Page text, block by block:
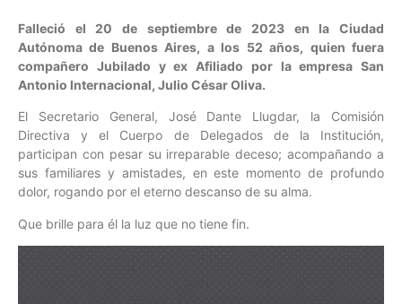
Falleció el 20 de septiembre de 2023 en la Ciudad
Autónoma de Buenos Aires, a los 52 años, quien fuera
compañero Jubilado y ex Afiliado por la empresa San
Antonio Internacional, Julio César Oliva.
El Secretario General, José Dante Llugdar, la Comisión
Directiva y el Cuerpo de Delegados de la Institución,
participan con pesar su irreparable deceso; acompañando a
sus familiares y amistades, en este momento de profundo
dolor, rogando por el eterno descanso de su alma.
Que brille para él la luz que no tiene fin.